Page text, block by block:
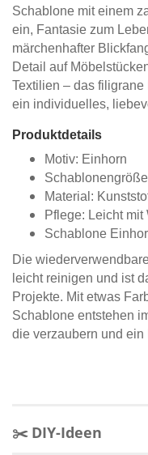
Schablone mit einem
ein, Fantasie zum
märchenhafter
Detail auf
Textilien – das
ein individuelles,
Produktdetails
Motiv: Einhorn
Material:
Pflege: Leicht mit
Schablone
Die
leicht reinigen und ist
Projekte. Mit etwas
Schablone entstehen
die verzaubern und
✂️ DIY-Ideen